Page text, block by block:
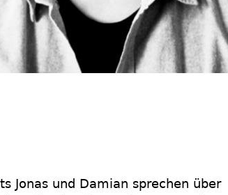
Jonas und Damian sprechen über